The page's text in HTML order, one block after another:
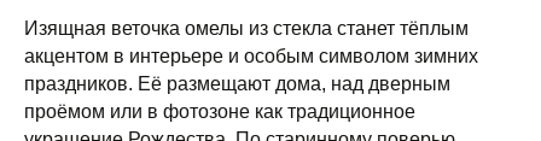
Изящная веточка омелы из стекла станет тёплым
акцентом в интерьере и особым символом зимних
праздников. Её размещают дома, над дверным
проёмом или в фотозоне как традиционное